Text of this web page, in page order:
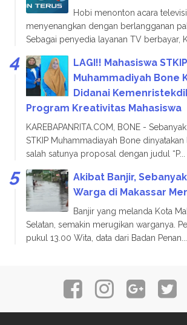
Hobi menonton acara
menyenangkan dengan berlangganan
Sebagai penyedia layanan TV berbayar,
LAGI!! Mahasiswa STKIP
Muhammadiyah Bone
Didanai
Program Kreativitas Mahasiswa
KAREBAPANRITA.COM, BONE -
STKIP Muhammadiayah Bone dinyatakan
salah satunya proposal dengan judul “P...
Akibat Banjir,
Warga di Makassar
Banjir yang melanda Kota
Selatan, semakin merugikan warganya.
pukul 13.00 Wita, data dari Badan Penan...